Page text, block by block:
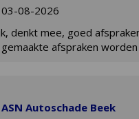
03-08-2026
denkt mee, goed
afspraken
ASN Autoschade Beek